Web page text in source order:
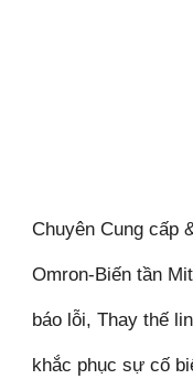
Chuyên Cung cấp
Omron-Biến tần
báo lỗi, Thay thế
khắc phục sự cố